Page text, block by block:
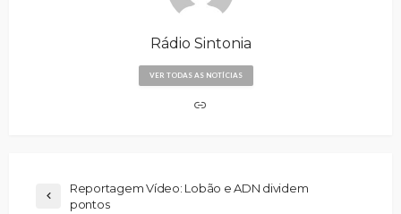
Rádio Sintonia
VER TODAS AS NOTÍCIAS
Reportagem Vídeo: Lobão e ADN dividem
pontos